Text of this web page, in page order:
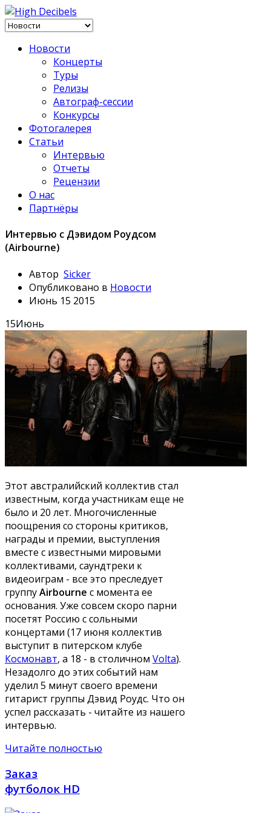
Новости
Концерты
Туры
Релизы
Автограф-сессии
Конкурсы
Фотогалерея
Статьи
Интервью
Отчеты
Рецензии
О нас
Партнёры
Интервью с Дэвидом Роудсом
(Airbourne)
Автор Sicker
Опубликовано в Новости
Июнь 15 2015
15Июнь
Этот австралийский коллектив стал
известным, когда участникам еще не
было и 20 лет. Многочисленные
поощрения со стороны критиков,
награды и премии, выступления
вместе с известными мировыми
коллективами, саундтреки к
видеоиграм - все это преследует
группуAirbourne с момента ее
основания. Уже совсем скоро парни
посетят Россию с сольными
концертами (17 июня коллектив
выступит в питерском клубе
Космонавт, а 18 - в столичном Volta).
Незадолго до этих событий нам
уделил 5 минут своего времени
гитарист группы Дэвид Роудс. Что он
успел рассказать - читайте из нашего
интервью.
Читайте полностью
Заказ
футболок HD